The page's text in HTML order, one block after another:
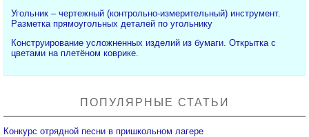
Угольник – чертежный (контрольно-измерительный) инструмент.
Разметка прямоугольных деталей по угольнику
Конструирование усложненных изделий из бумаги. Открытка с
цветами на плетёном коврике.
ПОПУЛЯРНЫЕ СТАТЬИ
Конкурс отрядной песни в пришкольном лагере